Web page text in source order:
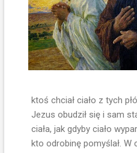
ktoś chciał ciało z tych
Jezus obudził się i sam
ciała, jak gdyby ciało
kto odrobinę pomyślał. W